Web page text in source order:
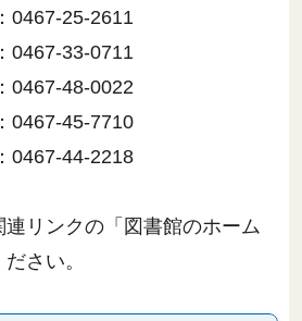
0467-25-2611
0467-33-0711
0467-48-0022
0467-45-7710
0467-44-2218
リンクの「図書館のホーム
さい。